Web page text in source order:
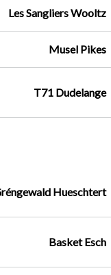
Les Sangliers Wooltz
Musel Pikes
T71 Dudelange
Hueschtert
Basket Esch